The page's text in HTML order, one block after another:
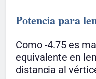
Potencia para
Como -4.75 es
equivalente en
distancia al